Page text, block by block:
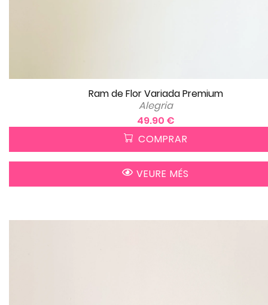
Ram de Flor Variada Premium
Alegria
49.90 €
COMPRAR
VEURE MÉS